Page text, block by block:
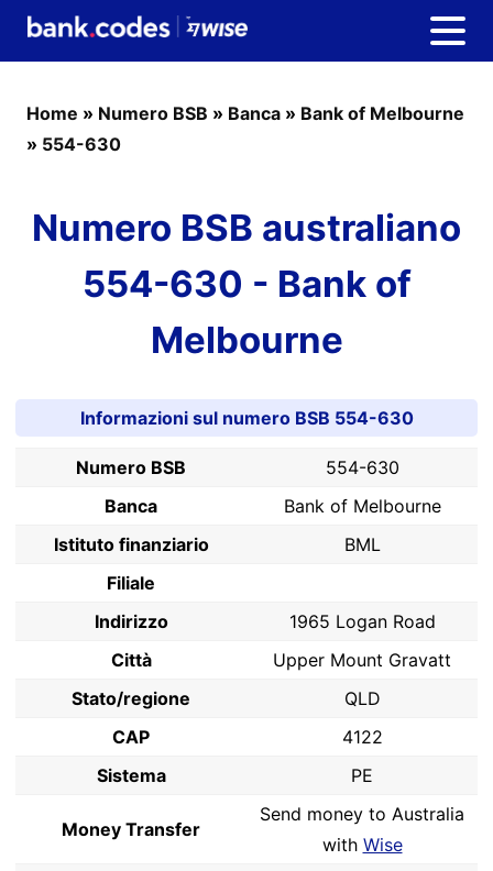
Home » Numero BSB » Banca » Bank of Melbourne
» 554-630
Numero BSB australiano
554-630 - Bank of
Melbourne
Informazioni sul numero BSB 554-630
Numero BSB
554-630
Banca
Bank of Melbourne
Istituto finanziario
BML
Filiale
Indirizzo
1965 Logan Road
Città
Upper Mount Gravatt
Stato/regione
QLD
CAP
4122
Sistema
PE
Money Transfer
Send money to Australia
with Wise